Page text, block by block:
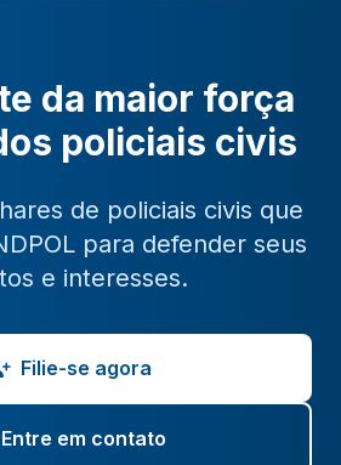
da maior força
policiais civis
de policiais civis que
para defender seus
e interesses.
Filie-se agora
Entre em contato